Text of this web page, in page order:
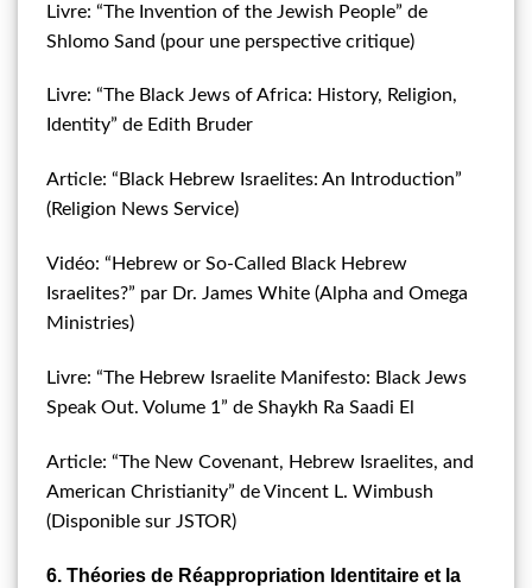
Livre: “The Invention of the Jewish People” de
Shlomo Sand (pour une perspective critique)
Livre: “The Black Jews of Africa: History, Religion,
Identity” de Edith Bruder
Article: “Black Hebrew Israelites: An Introduction”
(Religion News Service)
Vidéo: “Hebrew or So-Called Black Hebrew
Israelites?” par Dr. James White (Alpha and Omega
Ministries)
Livre: “The Hebrew Israelite Manifesto: Black Jews
Speak Out. Volume 1” de Shaykh Ra Saadi El
Article: “The New Covenant, Hebrew Israelites, and
American Christianity” de Vincent L. Wimbush
(Disponible sur JSTOR)
6. Théories de Réappropriation Identitaire et la